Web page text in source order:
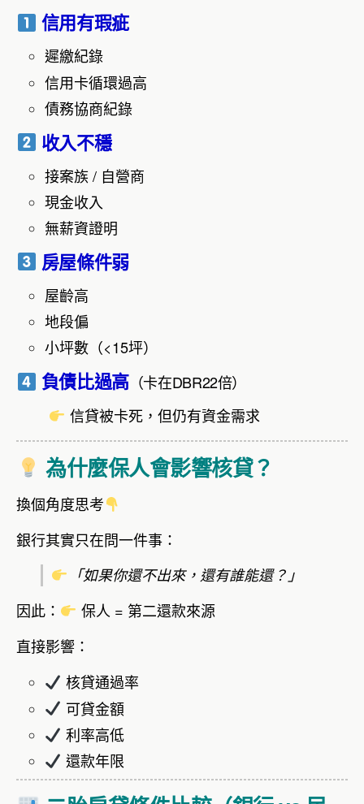
信用有瑕疵
遲繳紀錄
信用卡循環過高
債務協商紀錄
收入不穩
接案族 / 自營商
現金收入
無薪資證明
房屋條件弱
屋齡高
地段偏
小坪數（<15坪）
負債比過高（卡在DBR22倍）
信貸被卡死，但仍有資金需求
為什麼保人會影響核貸？
換個角度思考
銀行其實只在問一件事：
「如果你還不出來，還有誰能還？」
因此：
保人 = 第二還款來源
直接影響：
核貸通過率
可貸金額
利率高低
還款年限